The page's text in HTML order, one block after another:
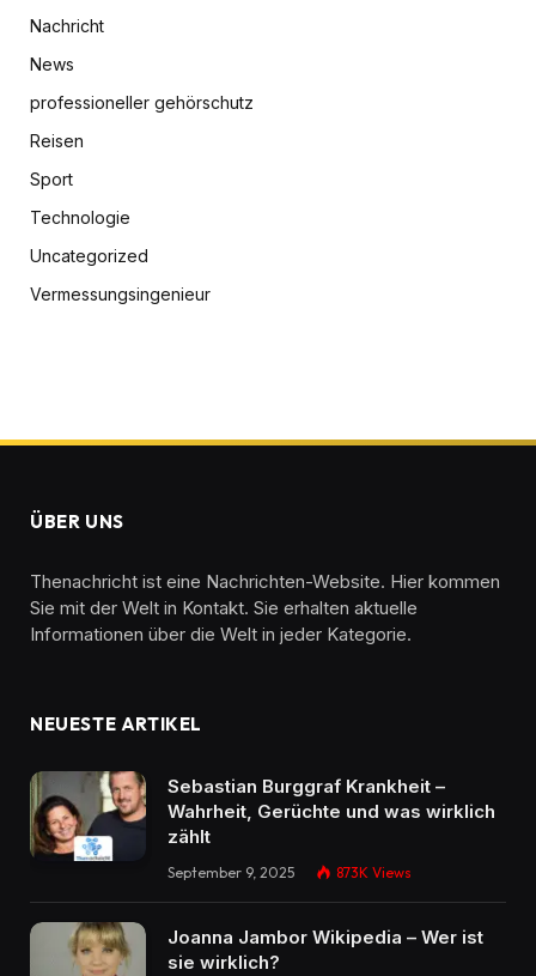
Nachricht
News
professioneller gehörschutz
Reisen
Sport
Technologie
Uncategorized
Vermessungsingenieur
ÜBER UNS
Thenachricht ist eine Nachrichten-Website. Hier kommen
Sie mit der Welt in Kontakt. Sie erhalten aktuelle
Informationen über die Welt in jeder Kategorie.
NEUESTE ARTIKEL
Sebastian Burggraf Krankheit –
Wahrheit, Gerüchte und was wirklich
zählt
September 9, 2025 873K Views
Joanna Jambor Wikipedia – Wer ist
sie wirklich?